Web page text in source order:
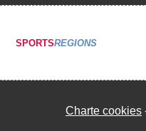
SPORTSREGIONS
Charte cookies